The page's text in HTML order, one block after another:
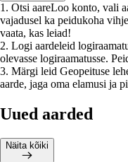
1 . Otsi aareLoo konto, vali
vajadusel ka peidukoha
vaata, kas leiad!
2. Logi aardeleid
olevasse logiraamatusse.
3. Märgi leid Geopeituse
aarde, jaga oma elamusi ja
Uued aarded
Näita kõiki